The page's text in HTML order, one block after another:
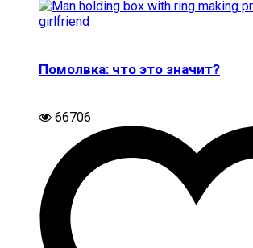
Помолвка: что это значит?
66706